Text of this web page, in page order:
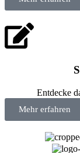
Entdecke
Mehr erfahren